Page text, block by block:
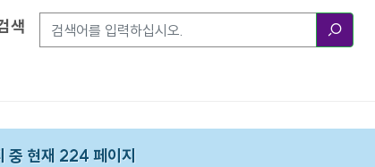
색
중 현재 224 페이지